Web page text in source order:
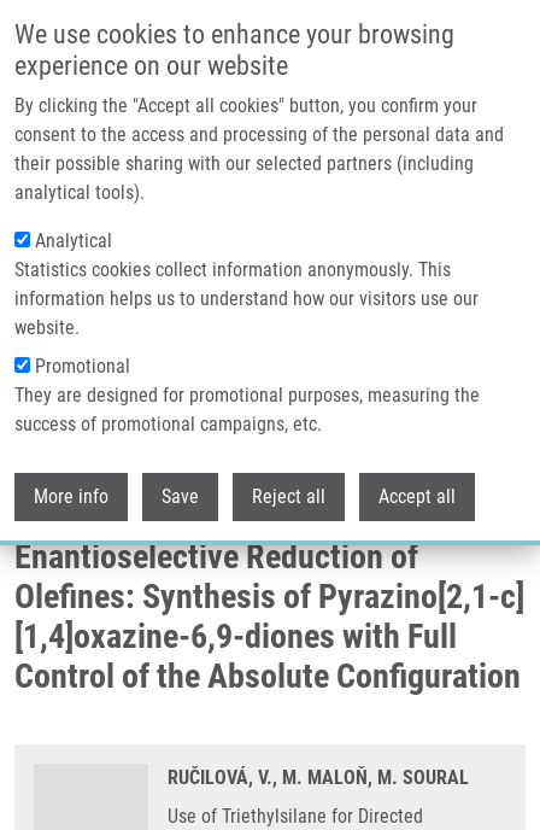
We use cookies to enhance your browsing
experience on our website
By clicking the "Accept all cookies" button, you confirm your
consent to the access and processing of the personal data and
their possible sharing with our selected partners (including
analytical tools).
Analytical
Statistics cookies collect information anonymously. This
information helps us to understand how our visitors use our
website.
Promotional
They are designed for promotional purposes, measuring the
success of promotional campaigns, etc.
More info Save Reject all Accept all
Header image
Drobečková navigace
Domů
Use Of Triethylsilane For Directed Enantioselective Reduction Of Olefines:
Synthesis Of Pyrazino[2,1-c][1,4]oxazine-6,9-diones With Full Control Of The
Use of Triethylsilane for Directed
Enantioselective Reduction of
Olefines: Synthesis of Pyrazino[2,1-c]
[1,4]oxazine-6,9-diones with Full
Control of the Absolute Configuration
RUČILOVÁ, V., M. MALOŇ, M. SOURAL
Use of Triethylsilane for Directed